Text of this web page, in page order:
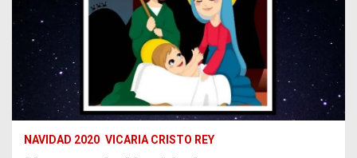
NAVIDAD 2020 VICARIA CRISTO REY